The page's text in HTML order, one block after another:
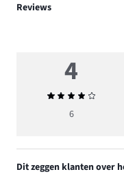
Reviews
4
Gemiddelde
beoordeling
6
Dit zeggen klanten over